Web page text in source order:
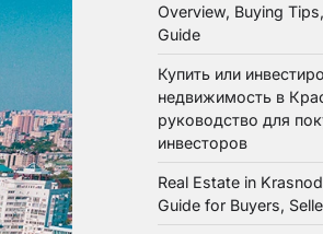
Overview, Buying
Guide
Купить или
недвижимость в
руководство для
инвесторов
Real Estate in
Guide for Buyers,